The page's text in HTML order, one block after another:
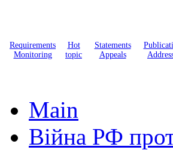
Requirements
Monitoring
Hot
topic
Statements
Appeals
Main
Війна РФ